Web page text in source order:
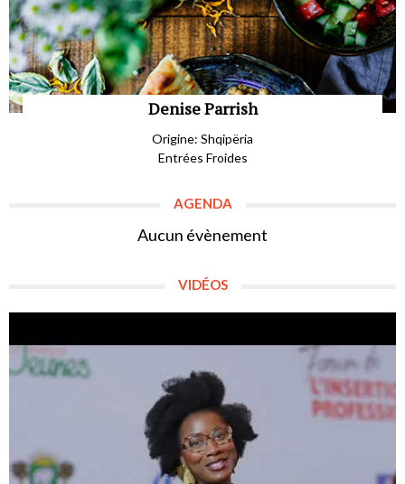
Denise Parrish
Origine: Shqipëria
Entrées Froides
AGENDA
Aucun évènement
VIDÉOS